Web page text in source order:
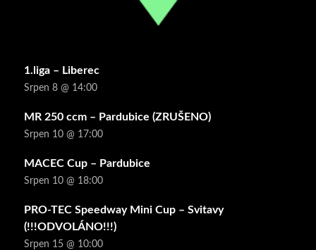
1.liga – Liberec
Srpen 8 @ 14:00
MR 250 ccm – Pardubice (ZRUŠENO)
Srpen 10 @ 17:00
MACEC Cup – Pardubice
Srpen 10 @ 18:00
PRO-TEC Speedway Mini Cup – Svitavy
(!!!ODVOLÁNO!!!)
Srpen 15 @ 10:00